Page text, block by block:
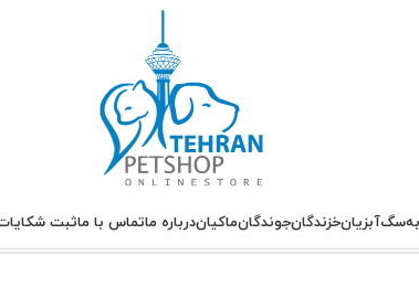
سگآبزیانخزندگانجوندگانماکیاندرباره ماتماس با ماثبت